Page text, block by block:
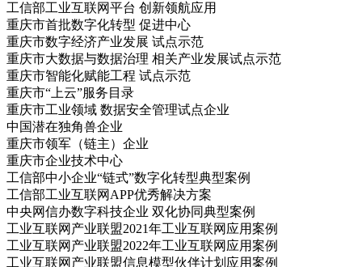
工信部工业互联网平台 创新领航应用
重庆市首批数字化转型 促进中心
重庆市数字经济产业发展 试点示范
重庆市大数据与数据治理 相关产业发展试点示范
重庆市智能化赋能工程 试点示范
重庆市“上云”服务目录
重庆市工业领域 数据安全管理试点企业
中国潜在独角兽企业
重庆市领军（链主）企业
重庆市企业技术中心
工信部中小企业“链式”数字化转型典型案例
工信部工业互联网APP优秀解决方案
中央网信办数字科技企业 双化协同典型案例
工业互联网产业联盟2021年工业互联网应用案例
工业互联网产业联盟2022年工业互联网应用案例
工业互联网产业联盟信息模型伙伴计划应用案例